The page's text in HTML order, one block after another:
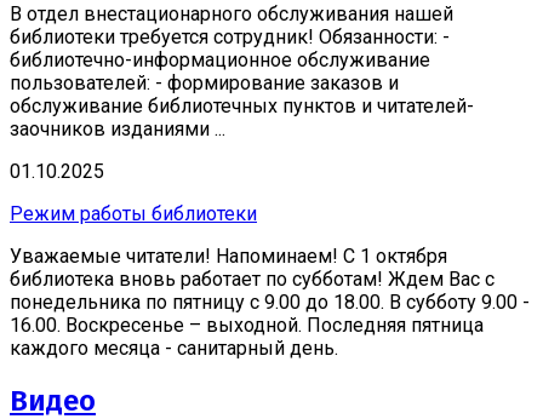
В отдел внестационарного обслуживания нашей
библиотеки требуется сотрудник! Обязанности: -
библиотечно-информационное обслуживание
пользователей: - формирование заказов и
обслуживание библиотечных пунктов и читателей-
заочников изданиями ...
01.10.2025
Режим работы библиотеки
Уважаемые читатели! Напоминаем! С 1 октября
библиотека вновь работает по субботам! Ждем Вас с
понедельника по пятницу с 9.00 до 18.00. В субботу 9.00 -
16.00. Воскресенье – выходной. Последняя пятница
каждого месяца - санитарный день.
Видео